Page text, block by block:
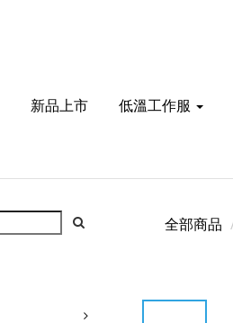
新品上市 低溫工作服
全部商品